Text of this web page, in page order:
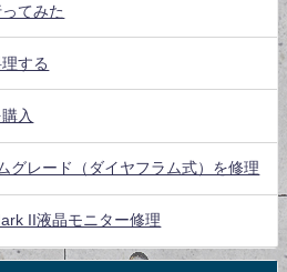
てみた
する
入
グレード（ダイヤフラム式）を修理
II液晶モニター修理